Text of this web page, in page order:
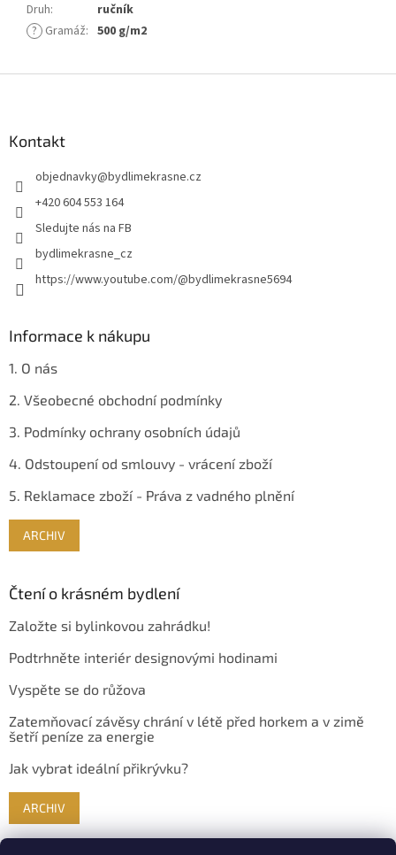
Druh:
ručník
? Gramáž: 500 g/m2
Kontakt
objednavky@bydlimekrasne.cz
+420 604 553 164
Sledujte nás na FB
bydlimekrasne_cz
https://www.youtube.com/@bydlimekrasne5694
Informace k nákupu
1. O nás
2. Všeobecné obchodní podmínky
3. Podmínky ochrany osobních údajů
4. Odstoupení od smlouvy - vrácení zboží
5. Reklamace zboží - Práva z vadného plnění
ARCHIV
Čtení o krásném bydlení
Založte si bylinkovou zahrádku!
Podtrhněte interiér designovými hodinami
Vyspěte se do růžova
Zatemňovací závěsy chrání v létě před horkem a v zimě
šetří peníze za energie
Jak vybrat ideální přikrývku?
ARCHIV